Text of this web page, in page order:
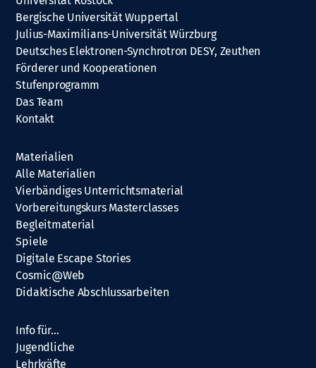
Bergische Universität Wuppertal
Julius-Maximilians-Universität Würzburg
Deutsches Elektronen-Synchrotron DESY, Zeuthen
Förderer und Kooperationen
Stufenprogramm
Das Team
Kontakt
Materialien
Alle Materialien
Vierbändiges Unterrichtsmaterial
Vorbereitungskurs Masterclasses
Begleitmaterial
Spiele
Digitale Escape Stories
Cosmic@Web
Didaktische Abschlussarbeiten
Info für…
Jugendliche
Lehrkräfte